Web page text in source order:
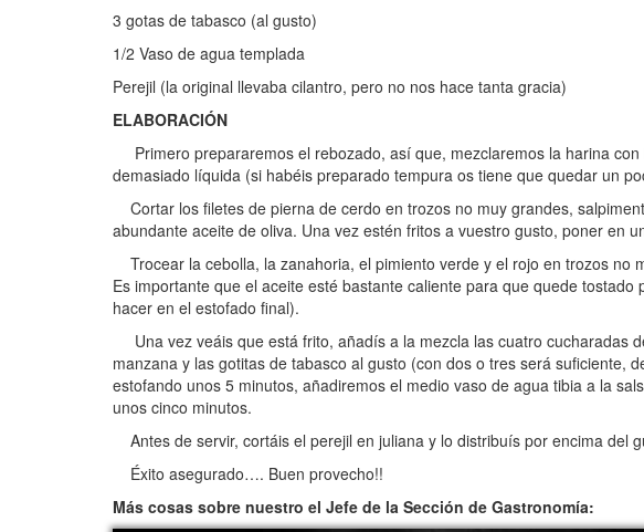
3 gotas de tabasco (al gusto)
1/2 Vaso de agua templada
Perejil (la original llevaba cilantro, pero no nos hace tanta gracia)
ELABORACIÓN
Primero prepararemos el rebozado, así que, mezclaremos la harina
demasiado líquida (si habéis preparado tempura os tiene que quedar un
Cortar los filetes de pierna de cerdo en trozos no muy grandes,
abundante aceite de oliva. Una vez estén fritos a vuestro gusto, poner en
Trocear la cebolla, la zanahoria, el pimiento verde y el rojo en trozos no
Es importante que el aceite esté bastante caliente para que quede
hacer en el estofado final).
Una vez veáis que está frito, añadís a la mezcla las cuatro cucharadas
manzana y las gotitas de tabasco al gusto (con dos o tres será suficiente,
estofando unos 5 minutos, añadiremos el medio vaso de agua tibia a la
unos cinco minutos.
Antes de servir, cortáis el perejil en juliana y lo distribuís por encima del
Éxito asegurado…. Buen provecho!!
Más cosas sobre nuestro el Jefe de la Sección de Gastronomía: